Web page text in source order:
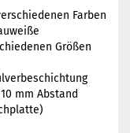
Farben
Größen
mm Abstand